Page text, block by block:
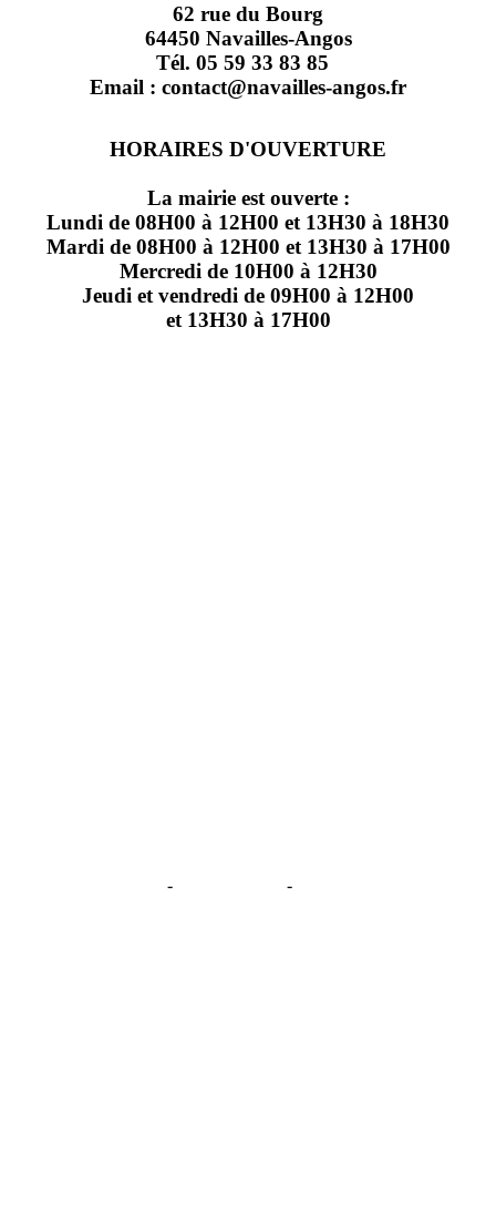
62 rue du Bourg
64450 Navailles-Angos
Tél. 05 59 33 83 85
Email : contact@navailles-angos.fr
HORAIRES D'OUVERTURE
La mairie est ouverte :
Lundi de 08H00 à 12H00 et 13H30 à 18H30
Mardi de 08H00 à 12H00 et 13H30 à 17H00
Mercredi de 10H00 à 12H30
Jeudi et vendredi de 09H00 à 12H00
et 13H30 à 17H00
- -